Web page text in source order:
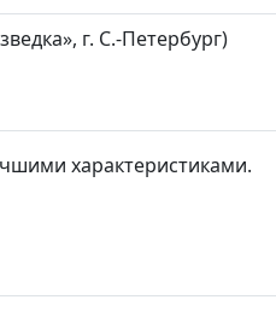
г. С.-Петербург)
характеристиками.